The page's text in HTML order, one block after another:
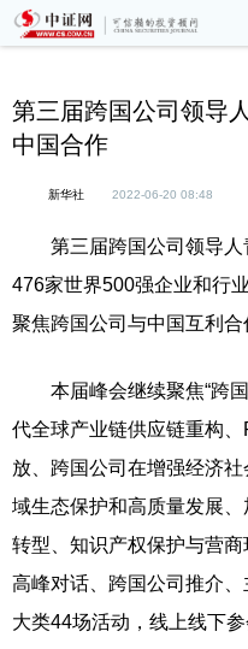
第三届跨国公司领导
中国合作
新华社 2022-06-20 08:48
第三届跨国公司领导人
476家世界500强企业和行
聚焦跨国公司与中国互利合
本届峰会继续聚焦“跨国
代全球产业链供应链重构
放、跨国公司在增强经济
域生态保护和高质量发展
转型、知识产权保护与营商
高峰对话、跨国公司推介
大类44场活动，线上线下